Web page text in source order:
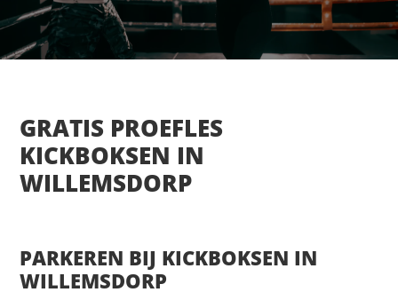
GRATIS PROEFLES
KICKBOKSEN IN
WILLEMSDORP
PARKEREN BIJ KICKBOKSEN IN
WILLEMSDORP